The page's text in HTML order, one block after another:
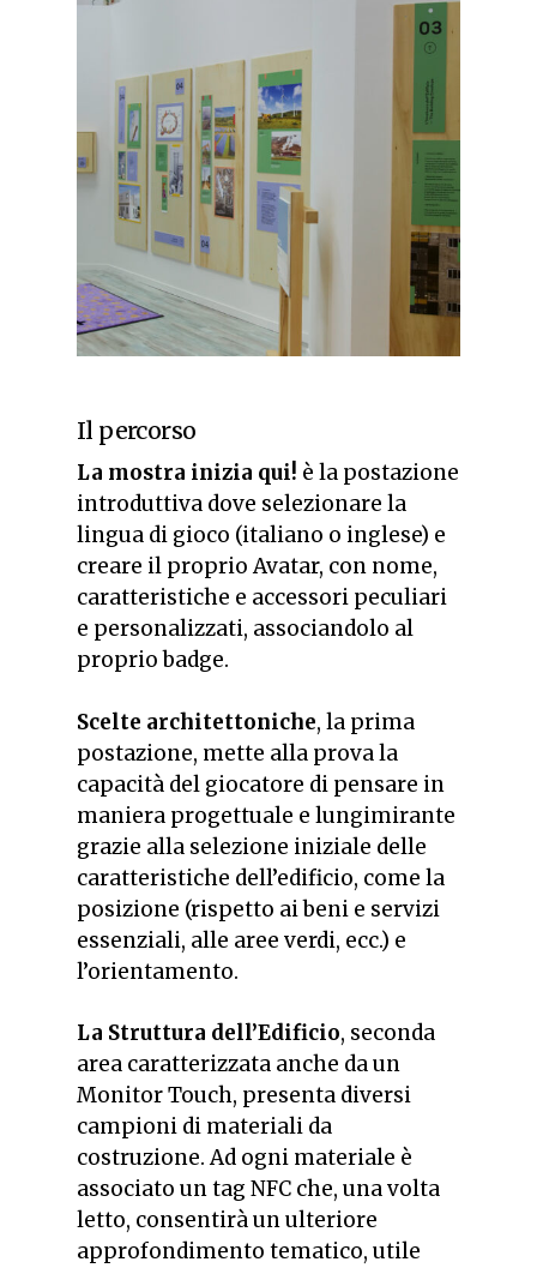
Il percorso
La mostra inizia qui! è la postazione
introduttiva dove selezionare la
lingua di gioco (italiano o inglese) e
creare il proprio Avatar, con nome,
caratteristiche e accessori peculiari
e personalizzati, associandolo al
proprio badge.
Scelte architettoniche, la prima
postazione, mette alla prova la
capacità del giocatore di pensare in
maniera progettuale e lungimirante
grazie alla selezione iniziale delle
caratteristiche dell’edificio, come la
posizione (rispetto ai beni e servizi
essenziali, alle aree verdi, ecc.) e
l’orientamento.
La Struttura dell’Edificio, seconda
area caratterizzata anche da un
Monitor Touch, presenta diversi
campioni di materiali da
costruzione. Ad ogni materiale è
associato un tag NFC che, una volta
letto, consentirà un ulteriore
approfondimento tematico, utile